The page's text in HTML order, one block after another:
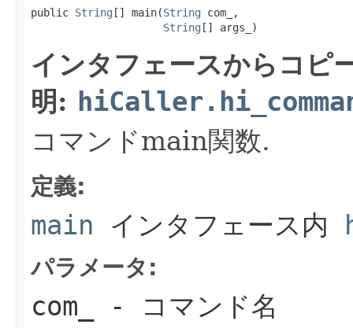
public String [] main(String com_,
String [] args_)
インタフェースからコピ
明:
コマンドmain関数.
定義:
main インタフェース内
パラメータ:
com_
- コマンド名